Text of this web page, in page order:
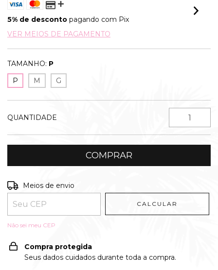
5% de desconto pagando com Pix
VER MEIOS DE PAGAMENTO
TAMANHO: P
P
M G
QUANTIDADE
Entregas para o CEP:
Meios de envio
CALCULAR
Não sei meu CEP
Compra protegida
Seus dados cuidados durante toda a compra.